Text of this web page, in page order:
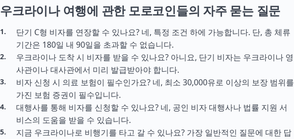
우크라이나 여행에 관한 모로코인들의 자주 묻는 질문
단기 C형 비자를 연장할 수 있나요? 네, 특정 조건 하에 가능합니다. 단, 총 체류
기간은 180일 내 90일을 초과할 수 없습니다.
우크라이나 도착 시 비자를 받을 수 있나요? 아니요, 단기 비자는 우크라이나 영
사관이나 대사관에서 미리 발급받아야 합니다.
비자 신청 시 의료 보험이 필수인가요? 네, 최소 30,000유로 이상의 보장 범위를
가진 보험 증권이 필수입니다.
대행사를 통해 비자를 신청할 수 있나요? 네, 공인 비자 대행사나 법률 지원 서
비스의 도움을 받을 수 있습니다.
지금 우크라이나로 비행기를 타고 갈 수 있나요? 가장 일반적인 질문에 대한 답